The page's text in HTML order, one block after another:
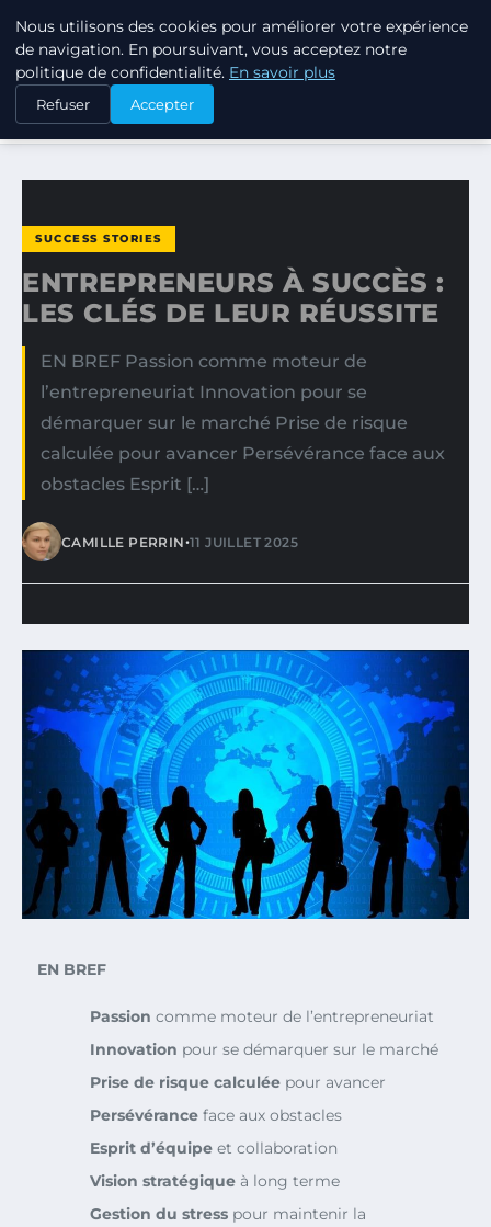
TUEZ-LES TOUS
ACCUEIL
SUCCESS STORIES
ENTREPRENEURS À SUCCÈS : LES CLÉS DE LEUR RÉUSSITE
SUCCESS STORIES
ENTREPRENEURS À SUCCÈS :
LES CLÉS DE LEUR RÉUSSITE
EN BREF Passion comme moteur de
l’entrepreneuriat Innovation pour se
démarquer sur le marché Prise de risque
calculée pour avancer Persévérance face aux
obstacles Esprit […]
CAMILLE PERRIN•11 JUILLET 2025
EN BREF
Passion comme moteur de l’entrepreneuriat
Innovation pour se démarquer sur le marché
Prise de risque calculée pour avancer
Persévérance face aux obstacles
Esprit d’équipe et collaboration
Vision stratégique à long terme
Gestion du stress pour maintenir la
Nous utilisons des cookies pour améliorer votre expérience
de navigation. En poursuivant, vous acceptez notre
politique de confidentialité. En savoir plus
Refuser Accepter